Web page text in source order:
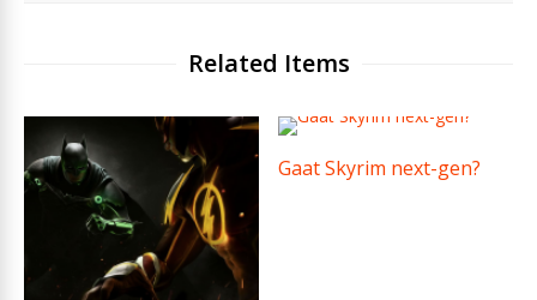
Related Items
Gaat Skyrim next-gen?